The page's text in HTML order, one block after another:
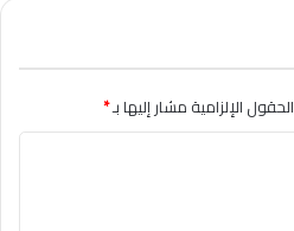
الحقول الإلزامية مشار إليها بـ*